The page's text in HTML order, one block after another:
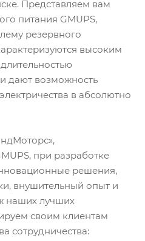
Представляем вам
питания GMUPS,
резервного
высоким
дают возможность
в абсолютно
при разработке
решения,
внушительный опыт и
наших лучших
своим клиентам
сотрудничества: